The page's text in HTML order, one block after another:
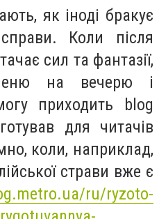
як іноді бракує
Коли після
сил та фантазії,
на вечерю і
приходить blog
для читачів
коли, наприклад,
страви вже є
ru/ryzoto-